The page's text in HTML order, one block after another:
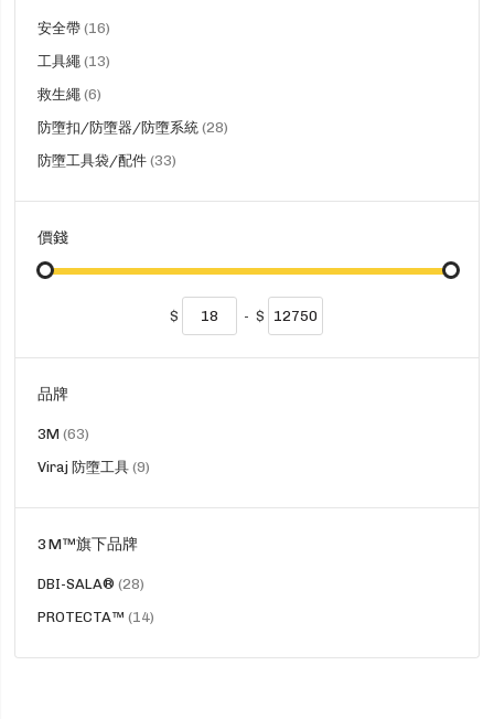
安全帶 16貨
工具繩 13貨
救生繩 6貨
防墮扣/防墮器/防墮系統 28貨
防墮工具袋/配件 33貨
價錢
$ - $
品牌
3M 63貨
Viraj 防墮工具 9貨
3M™旗下品牌
DBI-SALA® 28貨
PROTECTA™ 14貨